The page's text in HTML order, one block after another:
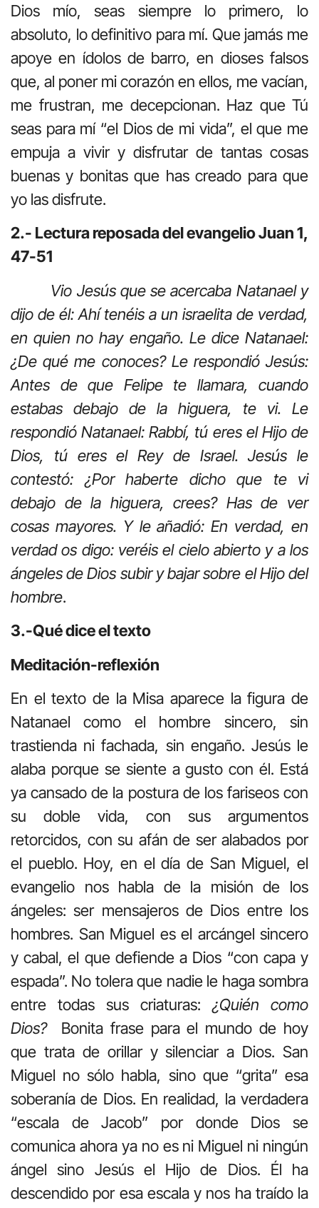
Dios mío, seas siempre lo primero, lo
absoluto, lo definitivo para mí. Que jamás me
apoye en ídolos de barro, en dioses falsos
que, al poner mi corazón en ellos, me vacían,
me frustran, me decepcionan. Haz que Tú
seas para mí “el Dios de mi vida”, el que me
empuja a vivir y disfrutar de tantas cosas
buenas y bonitas que has creado para que
yo las disfrute.
2.- Lectura reposada del evangelio Juan 1,
47-51
Vio Jesús que se acercaba Natanael y
dijo de él: Ahí tenéis a un israelita de verdad,
en quien no hay engaño. Le dice Natanael:
¿De qué me conoces? Le respondió Jesús:
Antes de que Felipe te llamara, cuando
estabas debajo de la higuera, te vi. Le
respondió Natanael: Rabbí, tú eres el Hijo de
Dios, tú eres el Rey de Israel. Jesús le
contestó: ¿Por haberte dicho que te vi
debajo de la higuera, crees? Has de ver
cosas mayores. Y le añadió: En verdad, en
verdad os digo: veréis el cielo abierto y a los
ángeles de Dios subir y bajar sobre el Hijo del
hombre.
3.-Qué dice el texto
Meditación-reflexión
En el texto de la Misa aparece la figura de
Natanael como el hombre sincero, sin
trastienda ni fachada, sin engaño. Jesús le
alaba porque se siente a gusto con él. Está
ya cansado de la postura de los fariseos con
su doble vida, con sus argumentos
retorcidos, con su afán de ser alabados por
el pueblo. Hoy, en el día de San Miguel, el
evangelio nos habla de la misión de los
ángeles: ser mensajeros de Dios entre los
hombres. San Miguel es el arcángel sincero
y cabal, el que defiende a Dios “con capa y
espada”. No tolera que nadie le haga sombra
entre todas sus criaturas: ¿Quién como
Dios?Bonita frase para el mundo de hoy
que trata de orillar y silenciar a Dios. San
Miguel no sólo habla, sino que “grita” esa
soberanía de Dios. En realidad, la verdadera
“escala de Jacob” por donde Dios se
comunica ahora ya no es ni Miguel ni ningún
ángel sino Jesús el Hijo de Dios. Él ha
descendido por esa escala y nos ha traído la